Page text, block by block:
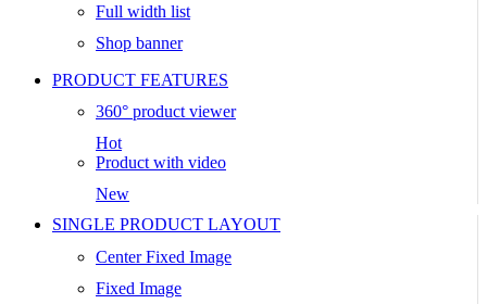
Full width list
Shop banner
PRODUCT FEATURES
360° product viewer
Hot
Product with video
New
SINGLE PRODUCT LAYOUT
Center Fixed Image
Fixed Image